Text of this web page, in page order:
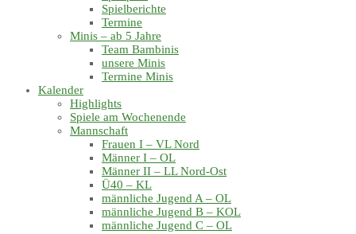
Spielberichte
Termine
Minis – ab 5 Jahre
Team Bambinis
unsere Minis
Termine Minis
Kalender
Highlights
Spiele am Wochenende
Mannschaft
Frauen I – VL Nord
Männer I – OL
Männer II – LL Nord-Ost
Ü40 – KL
männliche Jugend A – OL
männliche Jugend B – KOL
männliche Jugend C – OL